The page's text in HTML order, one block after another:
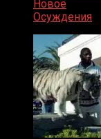
Новое
Осуждения